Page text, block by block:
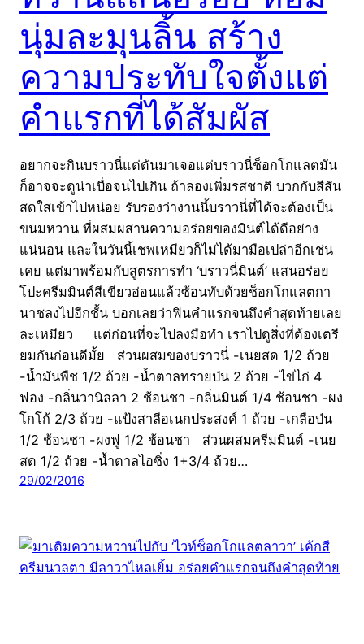
นุ่มละมุนลิ้น สร้าง
ความประทับใจตั้งแต่
คำแรกที่ได้สัมผัส
อยากจะกินบราวนี่แต่ดันมาเจอแต่บราวนี่ช็อกโกแลตมัน
ก็อาจจะดูน่าเบื่อจนไปเกิน ถ้าลองเพิ่มรสชาติ บวกกับสีสัน
สดใสเข้าไปหน่อย รับรองว่างานนี้บราวนี่ที่ได้จะต้องเป็น
ขนมหวาน ที่ผสมผสานความอร่อยของมินต์ได้ดีอย่าง
แน่นอน และในวันนี้เชพเหมียวก็ไม่ได้มามือเปล่าอีกเช่น
เคย แต่มาพร้อมกับสูตรการทำ ‘บราวนี่มินต์’ แสนอร่อย
โปะครีมมินต์สีเขียวอ่อนแล้วซ้อนทับด้วยช็อกโกแลตกา
นาชลงไปอีกชั้น บอกเลยว่าฟินคำแรกจนถึงคำสุดท้ายเลย
ละเหมียว แต่ก่อนที่จะไปลงมือทำ เราไปดูสิ่งที่ต้องเตรี
ยมกันก่อนดีมั้ย ส่วนผสมของบราวนี่ -เนยสด 1/2 ถ้วย
-น้ำมันพืช 1/2 ถ้วย -น้ำตาลทรายป่น 2 ถ้วย -ไข่ไก่ 4
ฟอง -กลิ่นวานิลลา 2 ช้อนชา -กลิ่นมินต์ 1/4 ช้อนชา -ผง
โกโก้ 2/3 ถ้วย -แป้งสาลีอเนกประสงค์ 1 ถ้วย -เกลือป่น
1/2 ช้อนชา -ผงฟู 1/2 ช้อนชา ส่วนผสมครีมมินต์ -เนย
สด 1/2 ถ้วย -น้ำตาลไอซิ่ง 1+3/4 ถ้วย…
29/02/2016